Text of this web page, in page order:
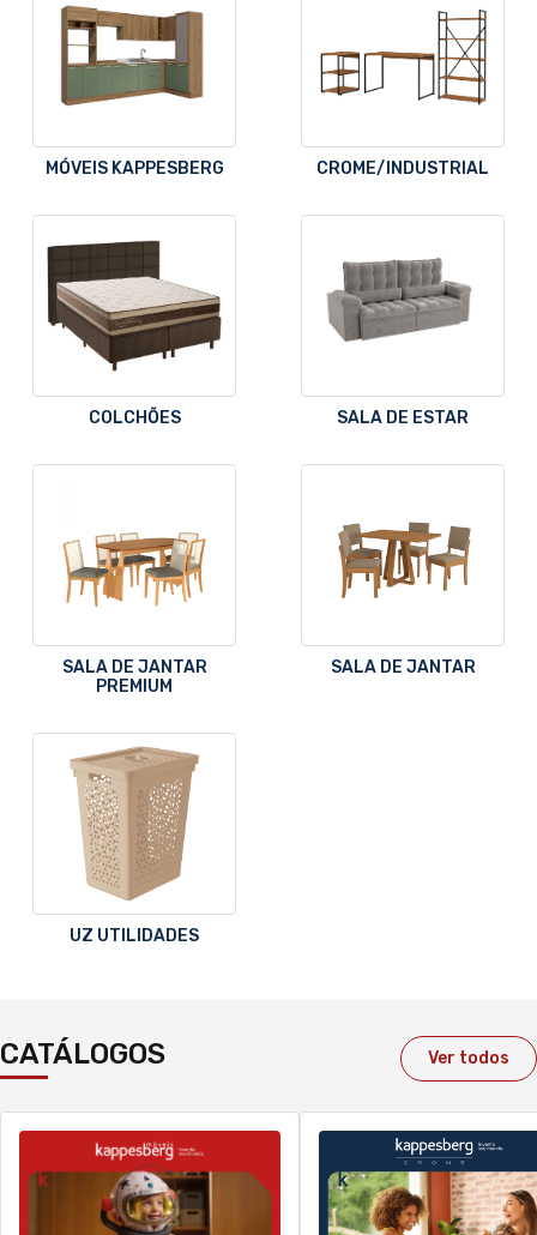
MÓVEIS KAPPESBERG CROME/INDUSTRIAL
COLCHÕES SALA DE ESTAR
SALA DE JANTAR
PREMIUM
SALA DE JANTAR
UZ UTILIDADES
CATÁLOGOS Ver todos